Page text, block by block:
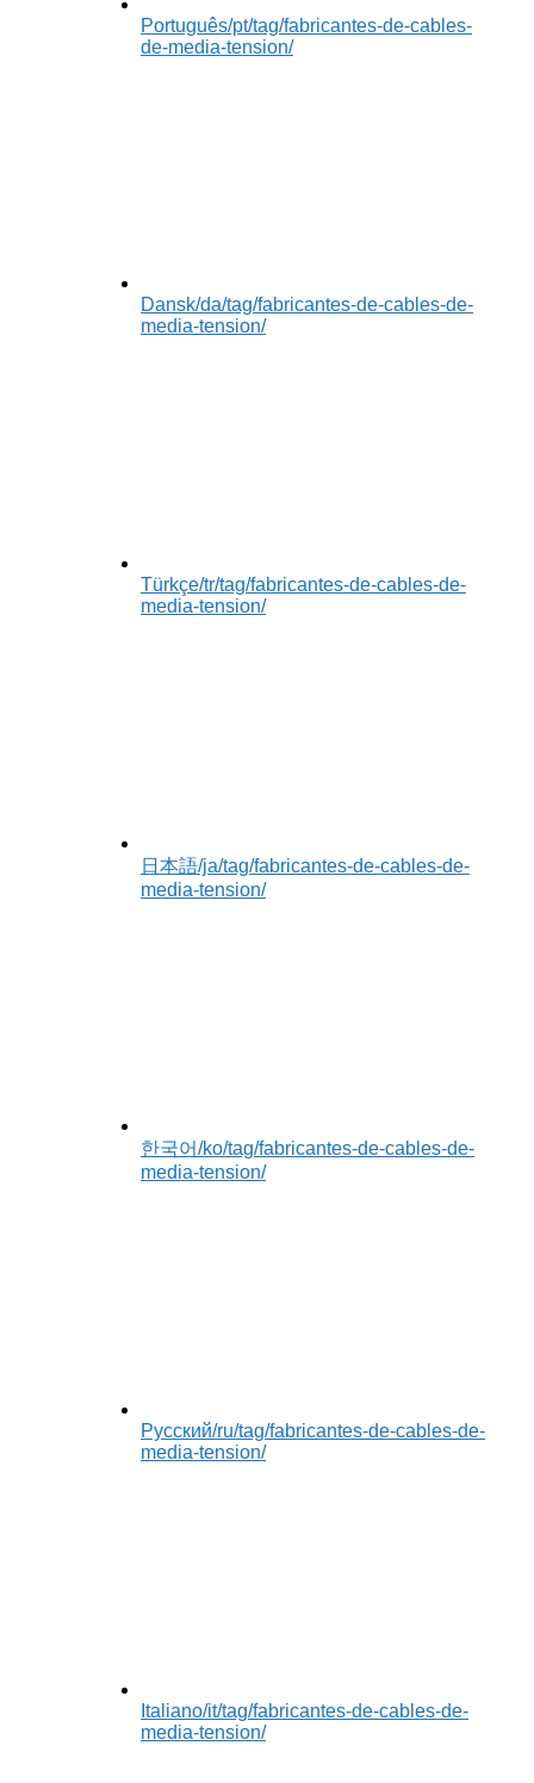
Português/pt/tag/fabricantes-de-cables-
de-media-tension/
Dansk/da/tag/fabricantes-de-cables-de-
media-tension/
Türkçe/tr/tag/fabricantes-de-cables-de-
media-tension/
日本語/ja/tag/fabricantes-de-cables-de-
media-tension/
한국어/ko/tag/fabricantes-de-cables-de-
media-tension/
Русский/ru/tag/fabricantes-de-cables-de-
media-tension/
Italiano/it/tag/fabricantes-de-cables-de-
media-tension/